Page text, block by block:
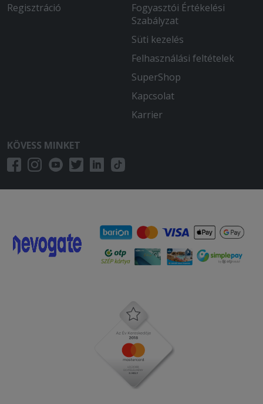
Regisztráció
Fogyasztói Értékelési
Szabályzat
Süti kezelés
Felhasználási feltételek
SuperShop
Kapcsolat
Karrier
KÖVESS MINKET